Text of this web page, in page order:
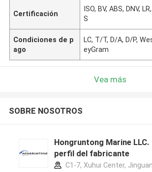
Certificación
ISO, BV, ABS, DNV,
S
Condiciones de p
ago
LC, T/T, D/A, D/P,
eyGram
Vea más
SOBRE NOSOTROS
Hongruntong Marine LLC.
perfil del fabricante
C1-7, Xuhui Center, Jinguan